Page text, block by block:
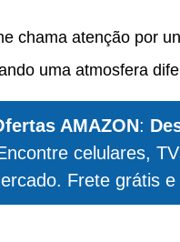
chama atenção por
uma atmosfera
AMAZON:
celulares,
Frete grátis